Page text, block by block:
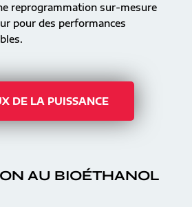
reprogrammation sur-mesure
pour des performances
DE LA PUISSANCE
AU BIOÉTHANOL